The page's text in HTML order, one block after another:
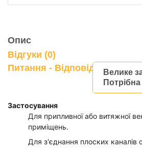
Велике
Опис
Відгуки (0)
Питання - Відповідь
Застосування
Для припливної або витяжної
приміщень.
Для з'єднання плоских каналів